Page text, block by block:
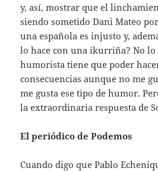
y, así, mostrar que el
siendo sometido Dani Mateo
una española es injusto y,
lo hace con una ikurriña? No lo
humorista tiene que poder
consecuencias aunque no me
me gusta ese tipo de humor.
la extraordinaria respuesta de
El periódico de Podemos
Cuando digo que Pablo